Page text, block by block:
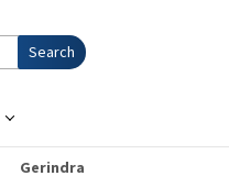
Search
Gerindra